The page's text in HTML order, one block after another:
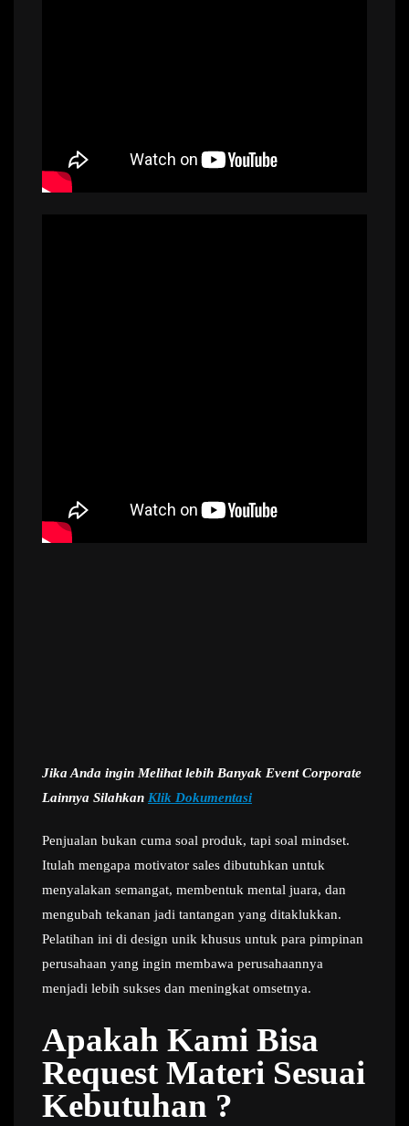
Jika Anda ingin Melihat lebih Banyak Event Corporate
Lainnya Silahkan Klik Dokumentasi
Penjualan bukan cuma soal produk, tapi soal mindset.
Itulah mengapa motivator sales dibutuhkan untuk
menyalakan semangat, membentuk mental juara, dan
mengubah tekanan jadi tantangan yang ditaklukkan.
Pelatihan ini di design unik khusus untuk para pimpinan
perusahaan yang ingin membawa perusahaannya
menjadi lebih sukses dan meningkat omsetnya.
Apakah Kami Bisa
Request Materi Sesuai
Kebutuhan ?